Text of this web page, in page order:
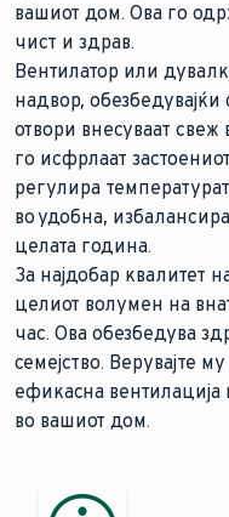
вашиот дом. Ова го
чист и здрав.
Вентилатор или
надвор,
отвори внесуваат
го исфрлаат
регулира
во удобна,
целата година.
За најдобар квалитет
целиот волумен на
час. Ова обезбедува
семејство. Верувајте
ефикасна вентилација
во вашиот дом.